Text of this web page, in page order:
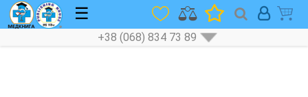
☰
+38 (068) 834 73 89